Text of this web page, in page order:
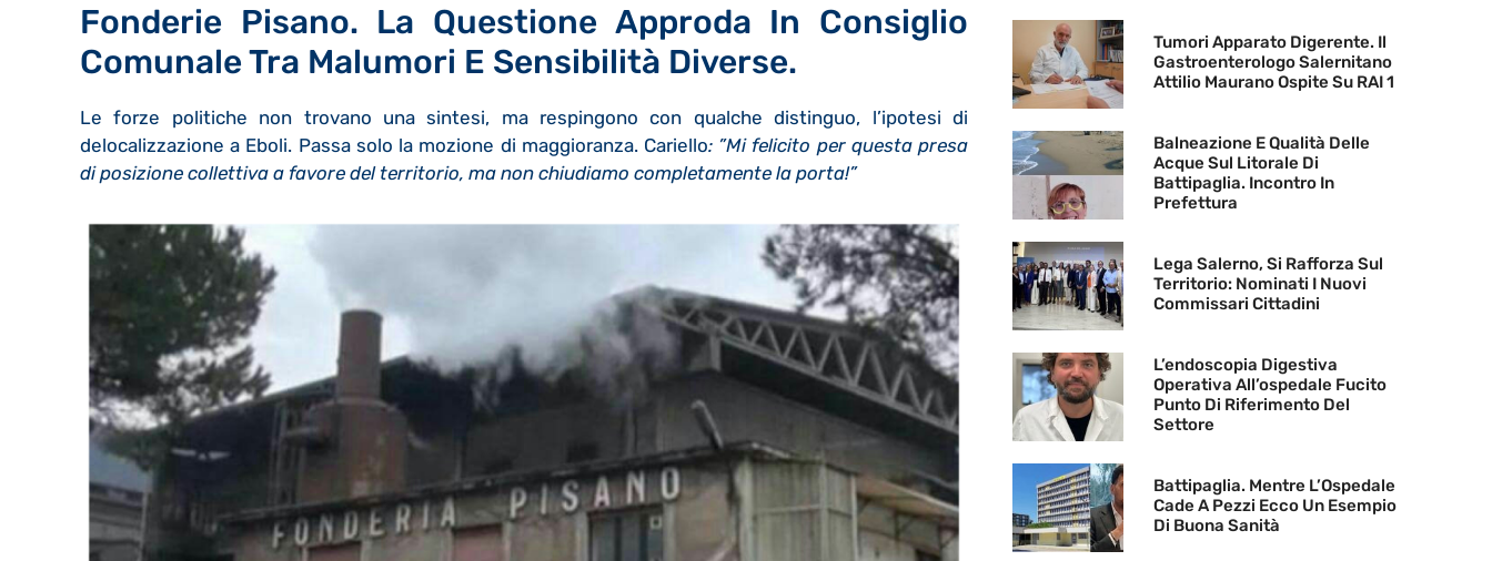
Fonderie Pisano. La Questione Approda In Consiglio
Comunale Tra Malumori E Sensibilità Diverse.
Le forze politiche non trovano una sintesi, ma respingono con qualche distinguo, l’ipotesi di
delocalizzazione a Eboli. Passa solo la mozione di maggioranza. Cariello: ”Mi felicito per questa presa
di posizione collettiva a favore del territorio, ma non chiudiamo completamente la porta!”
Tumori Apparato Digerente. Il
Gastroenterologo Salernitano
Attilio Maurano Ospite Su RAI 1
Balneazione E Qualità Delle
Acque Sul Litorale Di
Battipaglia. Incontro In
Prefettura
Lega Salerno, Si Rafforza Sul
Territorio: Nominati I Nuovi
Commissari Cittadini
L’endoscopia Digestiva
Operativa All’ospedale Fucito
Punto Di Riferimento Del
Settore
Battipaglia. Mentre L’Ospedale
Cade A Pezzi Ecco Un Esempio
Di Buona Sanità